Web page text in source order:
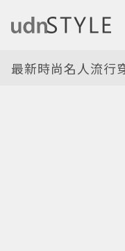
最新時尚名人流行